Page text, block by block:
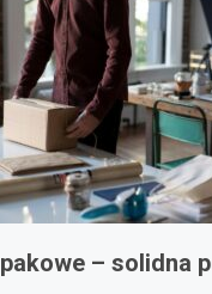
– solidna